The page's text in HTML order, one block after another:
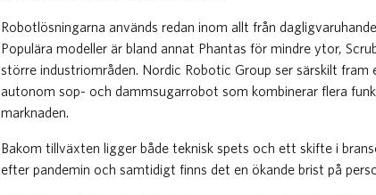
Robotlösningarna används redan inom allt från
Populära modeller är bland annat Phantas för mindre ytor,
större industriområden. Nordic Robotic Group ser särskilt
autonom sop- och dammsugarrobot som kombinerar flera
marknaden.
Bakom tillväxten ligger både teknisk spets och ett skifte i
efter pandemin och samtidigt finns det en ökande brist på